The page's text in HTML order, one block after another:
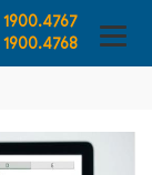
1900.4767
1900.4768